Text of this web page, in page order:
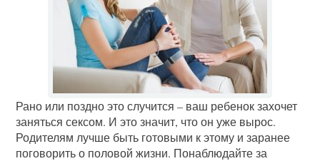
Рано или поздно это случится – ваш ребенок захочет
заняться сексом. И это значит, что он уже вырос.
Родителям лучше быть готовыми к этому и заранее
поговорить о половой жизни. Понаблюдайте за